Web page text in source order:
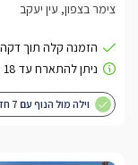
צימר בצפון, עין יעקב
וילה מול הנוף עם 7 חדרי שינה